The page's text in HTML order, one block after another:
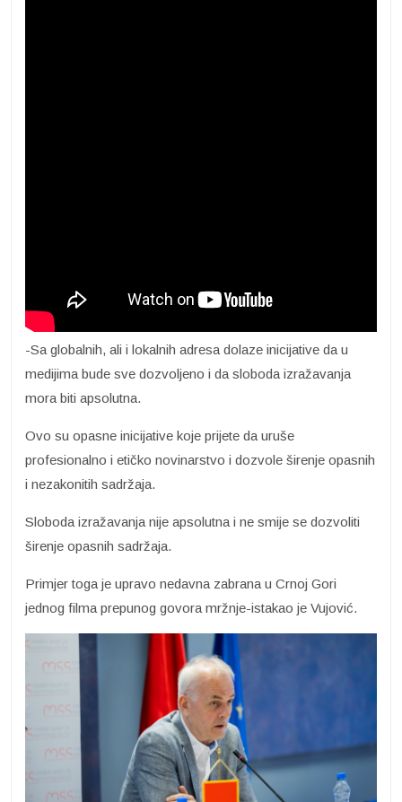
-Sa globalnih, ali i lokalnih adresa dolaze inicijative da u
medijima bude sve dozvoljeno i da sloboda izražavanja
mora biti apsolutna.
Ovo su opasne inicijative koje prijete da uruše
profesionalno i etičko novinarstvo i dozvole širenje opasnih
i nezakonitih sadržaja.
Sloboda izražavanja nije apsolutna i ne smije se dozvoliti
širenje opasnih sadržaja.
Primjer toga je upravo nedavna zabrana u Crnoj Gori
jednog filma prepunog govora mržnje-istakao je Vujović.